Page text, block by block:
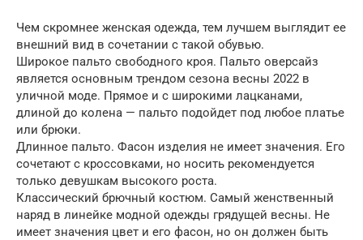
Чем скромнее женская одежда, тем лучшем выглядит ее
внешний вид в сочетании с такой обувью.
Широкое пальто свободного кроя. Пальто оверсайз
является основным трендом сезона весны 2022 в
уличной моде. Прямое и с широкими лацканами,
длиной до колена — пальто подойдет под любое платье
или брюки.
Длинное пальто. Фасон изделия не имеет значения. Его
сочетают с кроссовками, но носить рекомендуется
только девушкам высокого роста.
Классический брючный костюм. Самый женственный
наряд в линейке модной одежды грядущей весны. Не
имеет значения цвет и его фасон, но он должен быть